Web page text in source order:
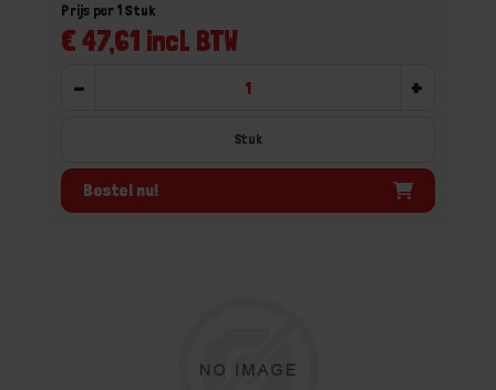
€ 47,61 incl. BTW
Prijs per 1 Stuk
- +
Stuk
Bestel nu!